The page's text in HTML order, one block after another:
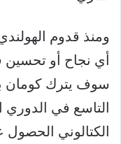
ومنذ قدوم
أي نجاح أو تحسين
سوف يترك كومان
التاسع في الدوري
الكتالوني الحصول